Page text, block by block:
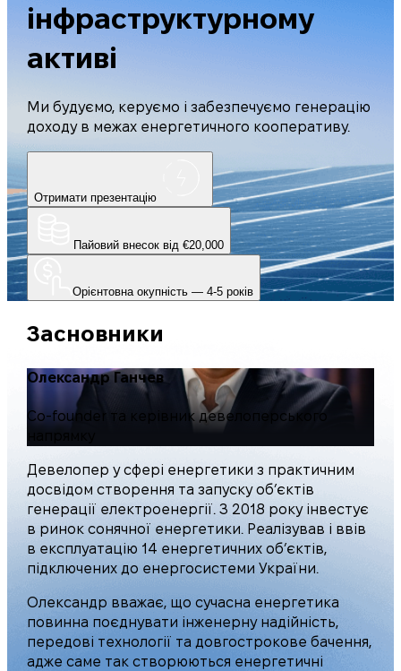
інфраструктурному
активі
Ми будуємо, керуємо і забезпечуємо генерацію
доходу в межах енергетичного кооперативу.
Отримати презентацію
Пайовий внесок від €20,000
Орієнтовна окупність — 4-5 років
Засновники
Олександр Ганчев
Co-founder та керівник девелоперського
напрямку
Девелопер у сфері енергетики з практичним
досвідом створення та запуску об’єктів
генерації електроенергії. З 2018 року інвестує
в ринок сонячної енергетики. Реалізував і ввів
в експлуатацію 14 енергетичних об’єктів,
підключених до енергосистеми України.
Олександр вважає, що сучасна енергетика
повинна поєднувати інженерну надійність,
передові технології та довгострокове бачення,
адже саме так створюються енергетичні